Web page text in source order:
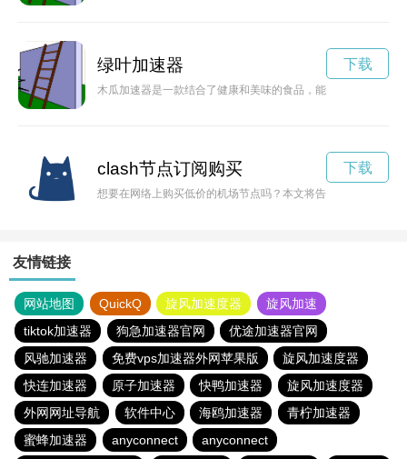
绿叶加速器
木瓜加速器是一款结合了健康和美味的食品，能够加速身体新
下载
clash节点订阅购买
想要在网络上购买低价的机场节点吗？本文将告诉你如何在合
下载
友情链接
网站地图 QuickQ 旋风加速度器
旋风加速
tiktok加速器
狗急加速器官网
优途加速器官网
风驰加速器
免费vps加速器外网苹果版
旋风加速度器
快连加速器
原子加速器 快鸭加速器
旋风加速度器
外网网址导航
软件中心 海鸥加速器
青柠加速器
蜜蜂加速器
anyconnect anyconnect